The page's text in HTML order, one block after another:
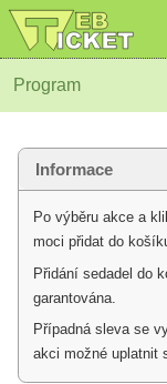
Program
Informace
Po výběru akce a
moci přidat do
Přidání sedadel do
garantována.
Případná sleva se
akci možné uplatnit